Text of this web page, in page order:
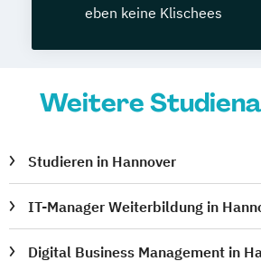
eben keine Klischees
Weitere
Studieren in Hannover
IT-Manager Weiterbildung in
Digital Business Management in